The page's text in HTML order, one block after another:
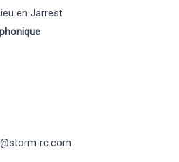
en Jarrest
rc.com